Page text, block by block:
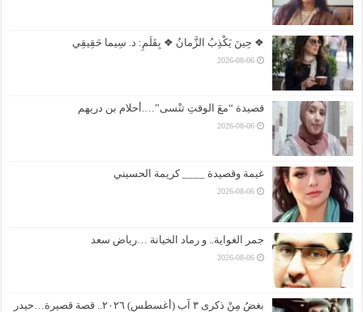
❖ حِينَ يَكْذِبُ الزَّمانُ ❖ بِقَلَمِ: د. سِيما حَقِيقِي
2026-08-06
قصيدة “معَ الوقتِ تنْسى”….أحلام بن دريهم
2026-08-06
غيمة وقصيدة ____ كريمة الحسيني
2026-08-06
جمر الغواية.. و رماد الخيانة …رياض سعد
2026-08-06
بغضُ مِنْ ذكرى ٣ آب (أغسطس) ٢٠٢٦.. قصة قصيرة…حيدر